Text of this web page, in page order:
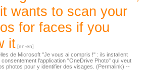
wants to scan your
for faces if you
it
de Microsoft "Je vous ai compris !" : ils installent
l'application "OneDrive Photo" qui veut
photos pour y identifier des visages. (Permalink) --